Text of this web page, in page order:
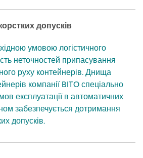
допусків
умовою логістичного
неточностей припасування
руху контейнерів. Днища
компанії BITO спеціально
експлуатації в автоматичних
забезпечується дотримання
допусків.